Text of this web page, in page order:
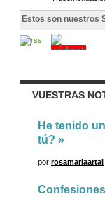
Estos son nuestros
VUESTRAS
He tenido
tú? »
por rosamariaartal